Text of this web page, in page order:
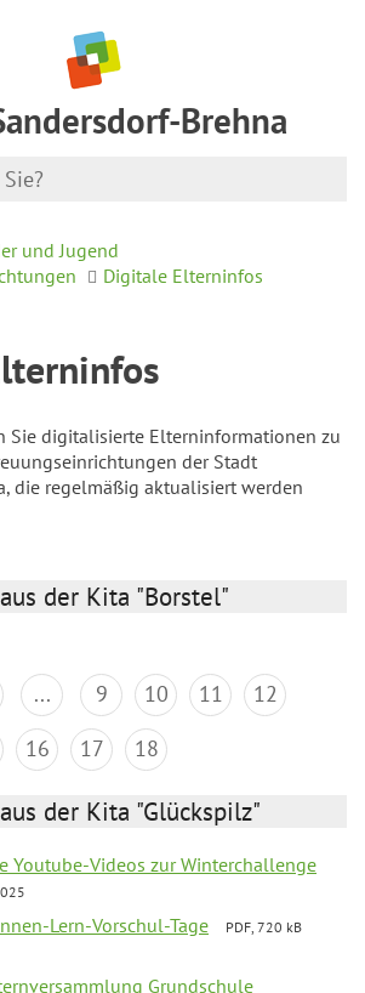
Brehna
und Jugend
Digitale Elterninfos
Sie digitalisierte Elterninformationen zu
der Stadt
die regelmäßig aktualisiert werden
der Kita "Borstel"
... 9 10 11
12
16 17 18
der Kita "Glückspilz"
Youtube-Videos zur Winterchallenge
Lern-Vorschul-Tage
PDF, 720 kB
Grundschule